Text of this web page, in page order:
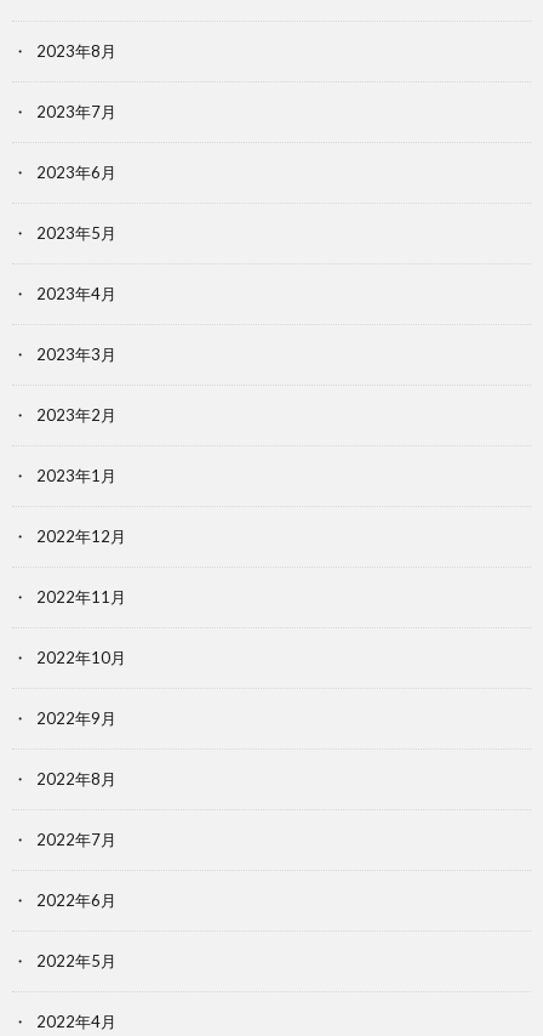
2023年8月
2023年7月
2023年6月
2023年5月
2023年4月
2023年3月
2023年2月
2023年1月
2022年12月
2022年11月
2022年10月
2022年9月
2022年8月
2022年7月
2022年6月
2022年5月
2022年4月